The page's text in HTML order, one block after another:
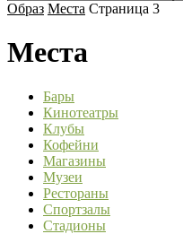
Образ Места Страница 3
Места
Бары
Кинотеатры
Клубы
Кофейни
Магазины
Музеи
Рестораны
Спортзалы
Стадионы